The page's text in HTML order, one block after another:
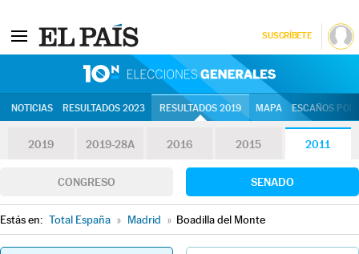
SUSCRÍBETE
NOTICIAS RESULTADOS 2023 RESULTADOS 2019 MAPA ESCAÑOS
2019 2019-28A 2016 2015 2011
CONGRESO SENADO
Estás en: Total España » Madrid » Boadilla del Monte